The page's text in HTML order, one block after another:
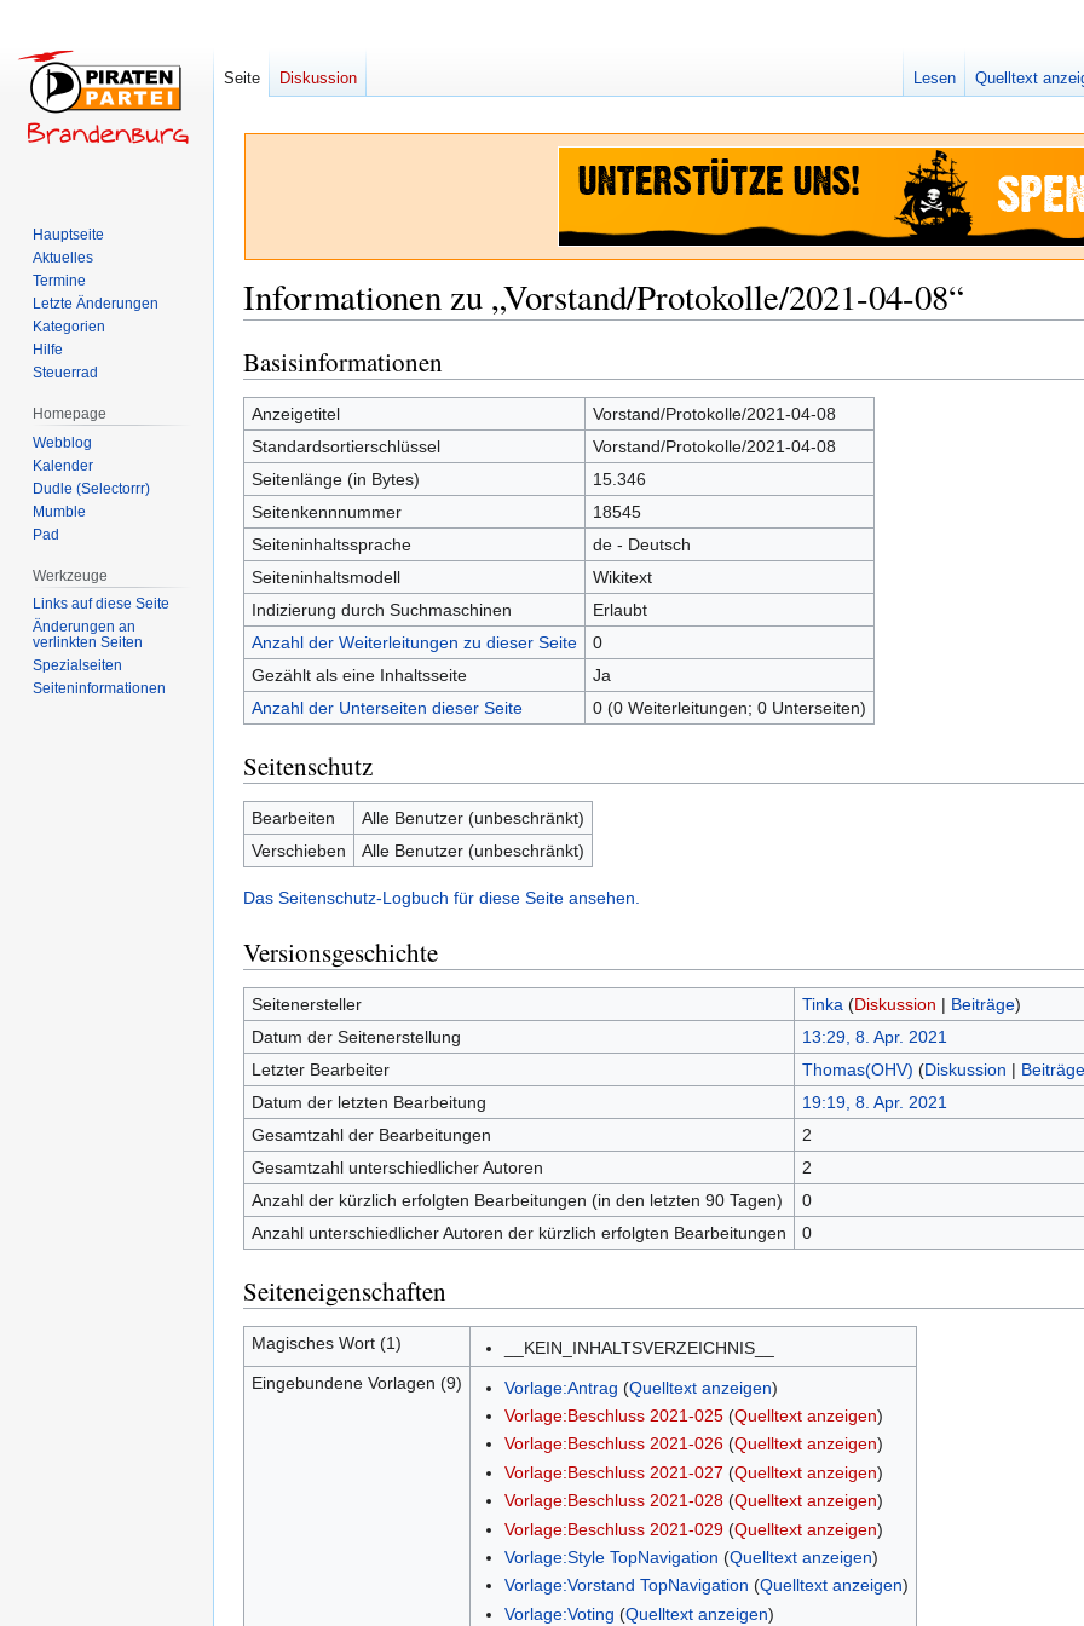
Informationen zu „Vorstand/Protokolle/2021-04-08“
Zur
Navigation
springen
Zur
Suche
springen
Basisinformationen
Anzeigetitel
Vorstand/Protokolle/2021-04-08
Standardsortierschlüssel
Vorstand/Protokolle/2021-04-08
Seitenlänge (in Bytes)
15.346
Seitenkennnummer
18545
Seiteninhaltssprache
de - Deutsch
Seiteninhaltsmodell
Wikitext
Indizierung durch Suchmaschinen
Erlaubt
Anzahl der Weiterleitungen zu dieser Seite
0
Gezählt als eine Inhaltsseite
Ja
Anzahl der Unterseiten dieser Seite
0 (0 Weiterleitungen; 0 Unterseiten)
Seitenschutz
Bearbeiten
Alle Benutzer (unbeschränkt)
Verschieben
Alle Benutzer (unbeschränkt)
Das Seitenschutz-Logbuch für diese Seite ansehen.
Versionsgeschichte
Seitenersteller Tinka (Diskussion | Beiträge)
Datum der Seitenerstellung
13:29, 8. Apr. 2021
Letzter Bearbeiter
Thomas(OHV) (Diskussion | Beiträge
Datum der letzten Bearbeitung
19:19, 8. Apr. 2021
Gesamtzahl der Bearbeitungen
2
Gesamtzahl unterschiedlicher Autoren
2
Anzahl der kürzlich erfolgten Bearbeitungen (in den letzten 90 Tagen)
0
Anzahl unterschiedlicher Autoren der kürzlich erfolgten Bearbeitungen
0
Seiteneigenschaften
Magisches Wort (1)
__KEIN_INHALTSVERZEICHNIS__
Eingebundene Vorlagen (9)
Vorlage:Antrag (Quelltext anzeigen)
Vorlage:Beschluss 2021-025(Quelltext anzeigen)
Vorlage:Beschluss 2021-026(Quelltext anzeigen)
Vorlage:Beschluss 2021-027 (Quelltext anzeigen)
Vorlage:Beschluss 2021-028(Quelltext anzeigen)
Vorlage:Beschluss 2021-029(Quelltext anzeigen)
Vorlage:Style TopNavigation (Quelltext anzeigen)
Vorlage:Vorstand TopNavigation (Quelltext anzeigen)
Vorlage:Voting (Quelltext anzeigen)
Seite Diskussion Lesen Quelltext
Hauptseite
Aktuelles
Termine
Letzte Änderungen
Kategorien
Hilfe
Steuerrad
Homepage
Webblog
Kalender
Dudle (Selectorrr)
Mumble
Pad
Werkzeuge
Links auf diese Seite
Änderungen an
verlinkten Seiten
Spezialseiten
Seiten­­informationen